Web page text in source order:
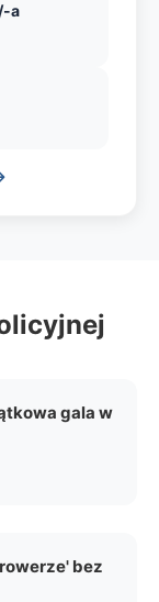
a
gala w
bez